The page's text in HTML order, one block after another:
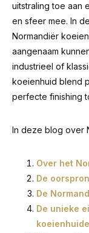
uitstraling toe aan
en sfeer mee. In
Normandiër
aangenaam
industrieel of
koeienhuid blend
perfecte finishing
In deze blog over
Over het
De
De
De unieke